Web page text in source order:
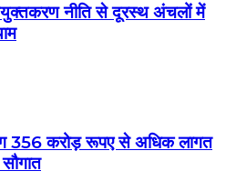
नीति से दूरस्थ अंचलों में
356 करोड़ रूपए से अधिक लागत